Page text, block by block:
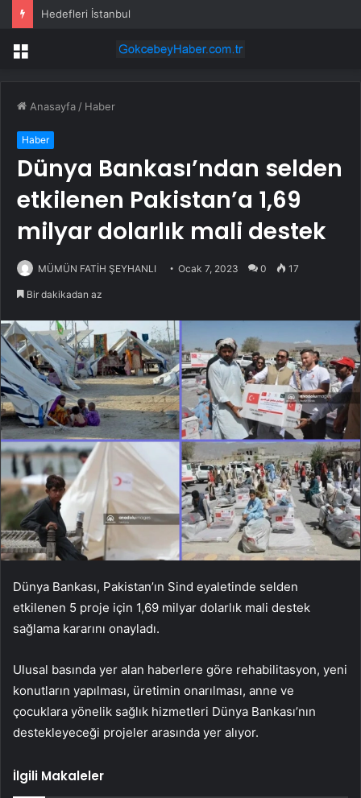
Hedefleri İstanbul
Menü
Anasayfa / Haber
Haber
Dünya Bankası’ndan selden
etkilenen Pakistan’a 1,69
milyar dolarlık mali destek
MÜMÜN FATİH ŞEYHANLI Ocak 7, 2023 0 17
Bir dakikadan az
Dünya Bankası, Pakistan’ın Sind eyaletinde selden
etkilenen 5 proje için 1,69 milyar dolarlık mali destek
sağlama kararını onayladı.
Ulusal basında yer alan haberlere göre rehabilitasyon, yeni
konutların yapılması, üretimin onarılması, anne ve
çocuklara yönelik sağlık hizmetleri Dünya Bankası’nın
destekleyeceği projeler arasında yer alıyor.
İlgili Makaleler